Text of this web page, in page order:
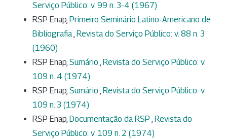
Serviço Público: v. 99 n. 3-4 (1967)
RSP Enap, Primeiro Seminário Latino-Americano de
Bibliografia, Revista do Serviço Público: v. 88 n. 3
(1960)
RSP Enap, Sumário , Revista do Serviço Público: v.
109 n. 4 (1974)
RSP Enap, Sumário , Revista do Serviço Público: v.
109 n. 3 (1974)
RSP Enap, Documentação da RSP , Revista do
Serviço Público: v. 109 n. 2 (1974)